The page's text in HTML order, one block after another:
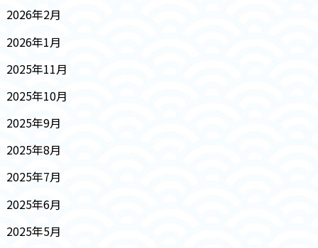
2026年2月
2026年1月
2025年11月
2025年10月
2025年9月
2025年8月
2025年7月
2025年6月
2025年5月